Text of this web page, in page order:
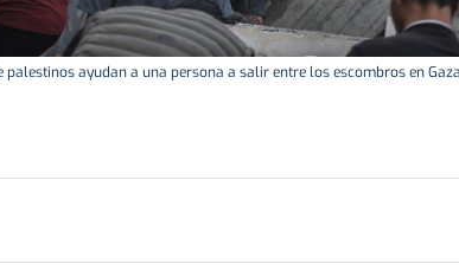
palestinos ayudan a una persona a salir entre los escombros en